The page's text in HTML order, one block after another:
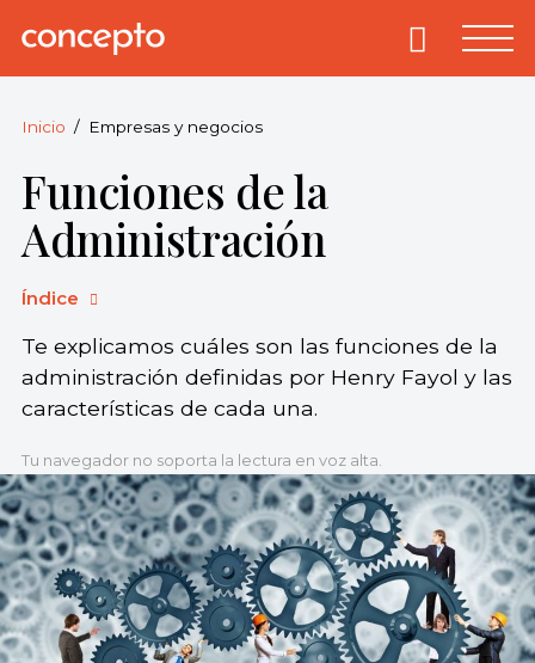
Concepto.
derechos
reservados.
Primary
Inicio Empresas y negocios
Funciones de la
Administración
Índice
Te explicamos cuáles son las funciones de la
administración definidas por Henry Fayol y las
características de cada una.
Tu navegador no soporta la lectura en voz alta.